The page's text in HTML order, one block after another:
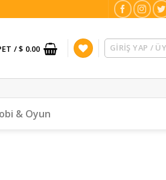
/$ 0.00 GIRIŞ YAP /
& Oyun